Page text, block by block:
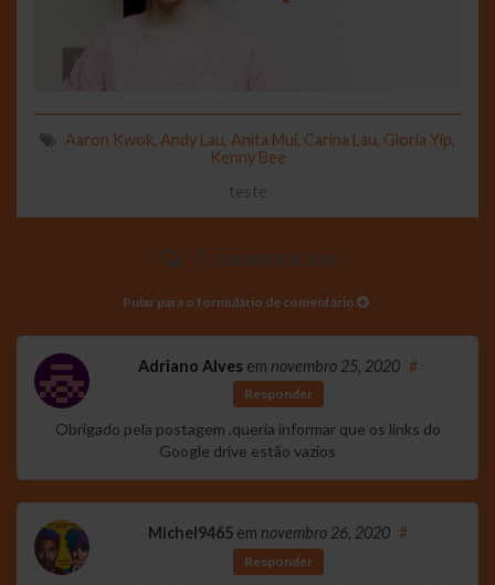
Aaron Kwok Andy Lau Anita Mui Carina Lau Gloria Yip
Kenny Bee
teste
7 comentários
Pular para o formulário de comentário
Adriano Alves em novembro 25, 2020 #
Responder
Obrigado pela postagem ,queria informar que os links do
Google drive estão vazios
Michel9465 em novembro 26, 2020 #
Responder